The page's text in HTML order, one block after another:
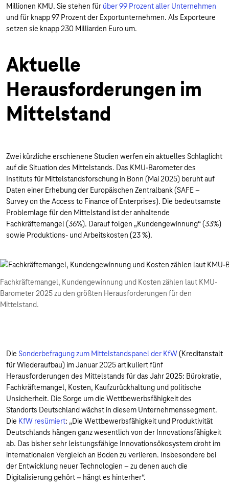
Millionen KMU. Sie stehen für über 99 Prozent aller Unternehmen
und für knapp 97 Prozent der Exportunternehmen. Als Exporteure
setzen sie knapp 230 Milliarden Euro um.
Aktuelle
Herausforderungen im
Mittelstand
Zwei kürzliche erschienene Studien werfen ein aktuelles Schlaglicht
auf die Situation des Mittelstands. Das KMU-Barometer des
Instituts für Mittelstandsforschung in Bonn (Mai 2025) beruht auf
Daten einer Erhebung der Europäischen Zentralbank (SAFE –
Survey on the Access to Finance of Enterprises). Die bedeutsamste
Problemlage für den Mittelstand ist der anhaltende
Fachkräftemangel (36%). Darauf folgen „Kundengewinnung“ (33%)
sowie Produktions- und Arbeitskosten (23 %).
Fachkräftemangel, Kundengewinnung und Kosten zählen laut KMU-
Barometer 2025 zu den größten Herausforderungen für den
Mittelstand.
Die Sonderbefragung zum Mittelstandspanel der KfW(Kreditanstalt
für Wiederaufbau) im Januar 2025 artikuliert fünf
Herausforderungen des Mittelstands für das Jahr 2025: Bürokratie,
Fachkräftemangel, Kosten, Kaufzurückhaltung und politische
Unsicherheit. Die Sorge um die Wettbewerbsfähigkeit des
Standorts Deutschland wächst in diesem Unternehmenssegment.
Die KfW resümiert: „Die Wettbewerbsfähigkeit und Produktivität
Deutschlands hängen ganz wesentlich von der Innovationsfähigkeit
ab. Das bisher sehr leistungsfähige Innovationsökosystem droht im
internationalen Vergleich an Boden zu verlieren. Insbesondere bei
der Entwicklung neuer Technologien – zu denen auch die
Digitalisierung gehört – hängt es hinterher“.